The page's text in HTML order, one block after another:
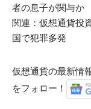
者の息子が関与か
関連： 仮想通貨投
国で犯罪多発
仮想通貨の最新情
をフォロー！